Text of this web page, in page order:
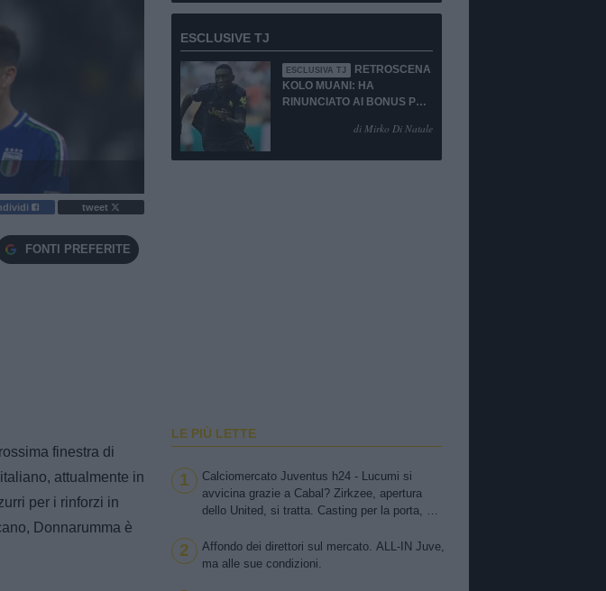
tweet
FONTI PREFERITE
finestra di
attualmente in
per i rinforzi in
Donnarumma è
ESCLUSIVE TJ
ESCLUSIVA TJ
RETROSCENA
KOLO MUANI: HA
RINUNCIATO AI BONUS PUR
di Mirko Di Natale
LE PIÙ LETTE
1
Calciomercato Juventus h24 - Lucumi si
avvicina grazie a Cabal? Zirkzee, apertura
dello United, si tratta. Casting per la porta, ma
2
Affondo dei direttori sul mercato. ALL-IN Juve,
ma alle sue condizioni.